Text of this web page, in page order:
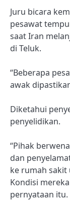
Juru bicara
pesawat
saat Iran
di Teluk.
“Beberapa
awak
Diketahui
penyelidikan.
“Pihak
dan
ke rumah
Kondisi
pernyataan itu.